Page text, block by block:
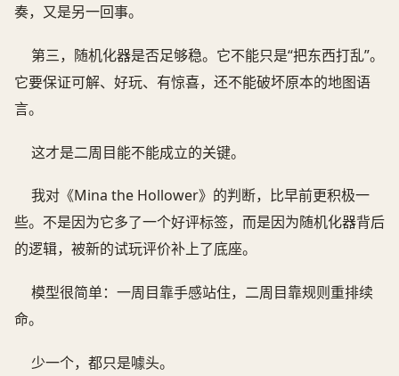
奏，又是另一回事。
第三，随机化器是否足够稳。它不能只是“把东西打乱”。
它要保证可解、好玩、有惊喜，还不能破坏原本的地图语
言。
这才是二周目能不能成立的关键。
我对《Mina the Hollower》的判断，比早前更积极一
些。不是因为它多了一个好评标签，而是因为随机化器背后
的逻辑，被新的试玩评价补上了底座。
模型很简单：一周目靠手感站住，二周目靠规则重排续
命。
少一个，都只是噱头。